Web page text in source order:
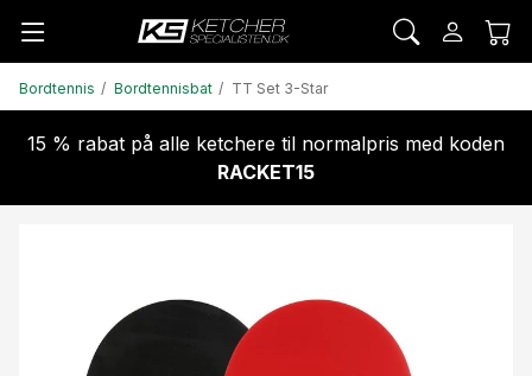
Bordtennis Bordtennisbat TT Set 3-Star
15 % rabat på alle ketchere til normalpris med koden
RACKET15